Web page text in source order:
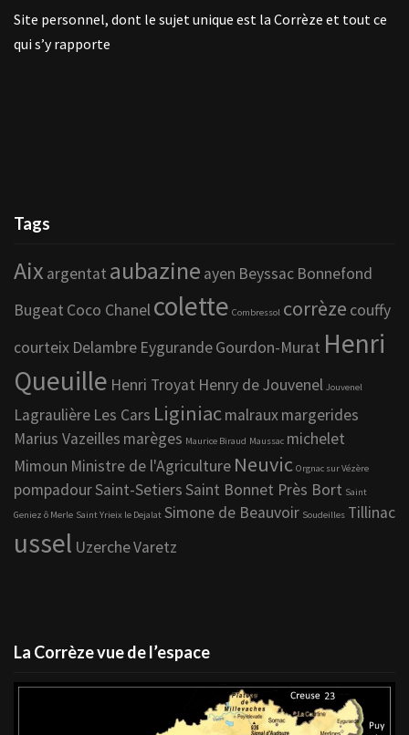
Site personnel, dont le sujet unique est la Corrèze et tout ce
qui s’y rapporte
Tags
Aix argentat aubazine ayen Beyssac Bonnefond
Bugeat Coco Chanelcolette Combressol corrèze couffy
courteix Delambre EygurandeGourdon-Murat Henri
Queuille Henri Troyat Henry de Jouvenel Jouvenel
Lagraulière Les Cars Liginiacmalrauxmargerides
Marius Vazeilles marèges Maurice Biraud Maussac michelet
Mimoun Ministre de l'Agriculture Neuvic Orgnac sur Vézère
pompadourSaint-SetiersSaint Bonnet Près Bort Saint
Geniez ô Merle Saint Yrieix le Dejalat Simone de Beauvoir Soudeilles Tillinac
ussel UzercheVaretz
La Corrèze vue de l’espace